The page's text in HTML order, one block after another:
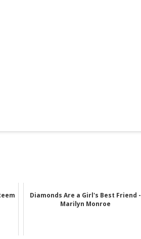
Diamonds Are a Girl's Best Friend -
Marilyn Monroe